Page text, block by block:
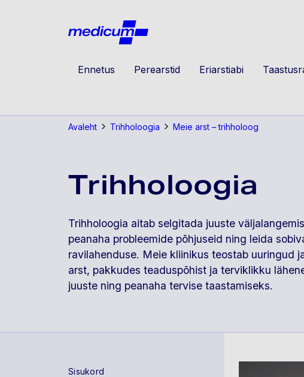
Medicum
Ennetus Perearstid Eriarstiabi
Avaleht Trihholoogia Meie arst – trihholoog
Trihholoogia
Trihholoogia aitab selgitada juuste
peanaha probleemide põhjuseid ning leida
ravilahenduse. Meie kliinikus teostab uuringud
arst, pakkudes teaduspõhist ja terviklikku
juuste ning peanaha tervise taastamiseks.
Sisukord